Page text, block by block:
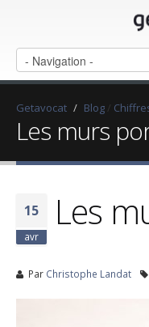
Getavocat / Blog /
Les murs
15
avr
Les
Par Christophe Landat